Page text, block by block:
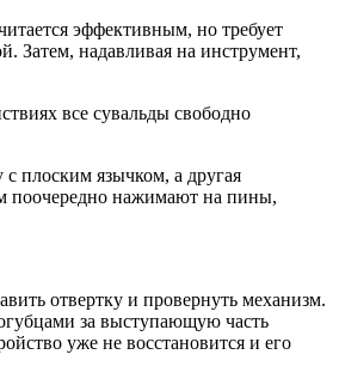
эффективным, но требует
Затем, надавливая на инструмент,
все сувальды свободно
плоским язычком, а другая
поочередно нажимают на пины,
отвертку и провернуть механизм.
за выступающую часть
уже не восстановится и его